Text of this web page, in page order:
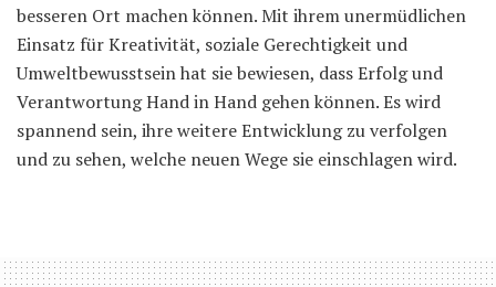
besseren Ort machen können. Mit ihrem unermüdlichen
Einsatz für Kreativität, soziale Gerechtigkeit und
Umweltbewusstsein hat sie bewiesen, dass Erfolg und
Verantwortung Hand in Hand gehen können. Es wird
spannend sein, ihre weitere Entwicklung zu verfolgen
und zu sehen, welche neuen Wege sie einschlagen wird.